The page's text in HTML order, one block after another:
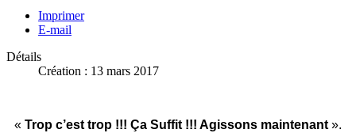
Imprimer
E-mail
Détails
Création : 13 mars 2017
« Trop c’est trop !!! Ça Suffit !!! Agissons maintenant ».